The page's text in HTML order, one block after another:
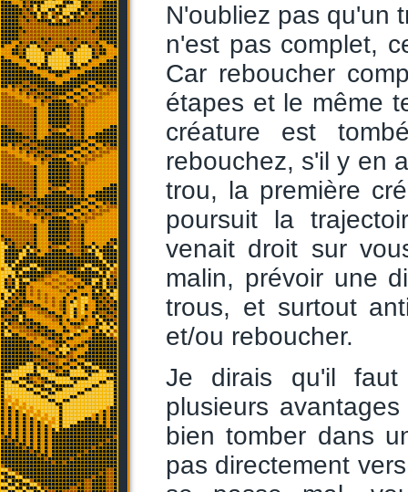
N'oubliez pas qu'un
n'est pas complet,
Car reboucher
étapes et le même
créature est
rebouchez, s'il y en
trou, la première
poursuit la
venait droit sur
malin, prévoir une
trous, et surtout
et/ou reboucher.
Je dirais qu'il
plusieurs
bien tomber dans
pas directement